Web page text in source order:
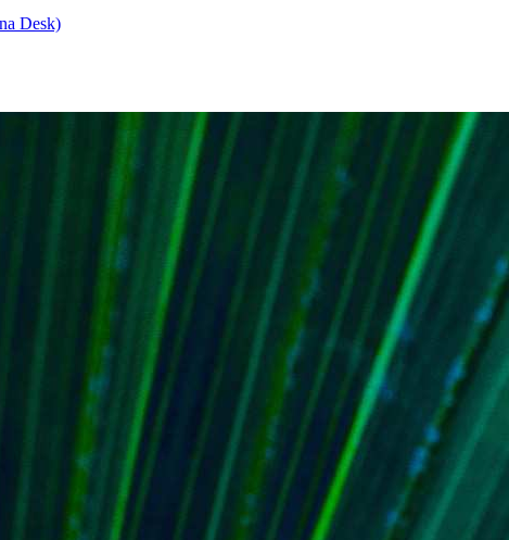
Desk)